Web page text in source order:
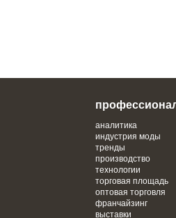
аналитика
индустрия моды
тренды
производство
технологии
торговая площадь
оптовая торговля
франчайзинг
выставки